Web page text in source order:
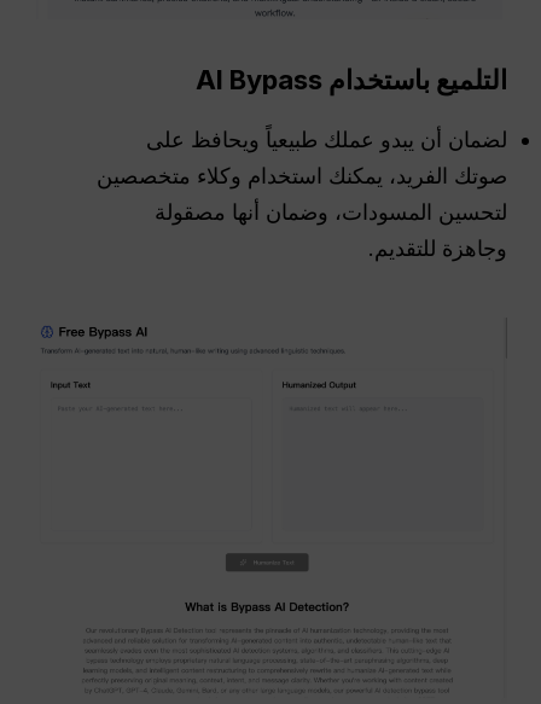
التلميع باستخدام AI Bypass
لضمان أن يبدو عملك طبيعياً ويحافظ على
صوتك الفريد، يمكنك استخدام وكلاء متخصصين
لتحسين المسودات، وضمان أنها مصقولة
وجاهزة للتقديم.